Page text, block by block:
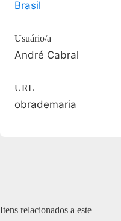
Brasil
Usuário/a
André Cabral
URL
obrademaria
Itens relacionados a este